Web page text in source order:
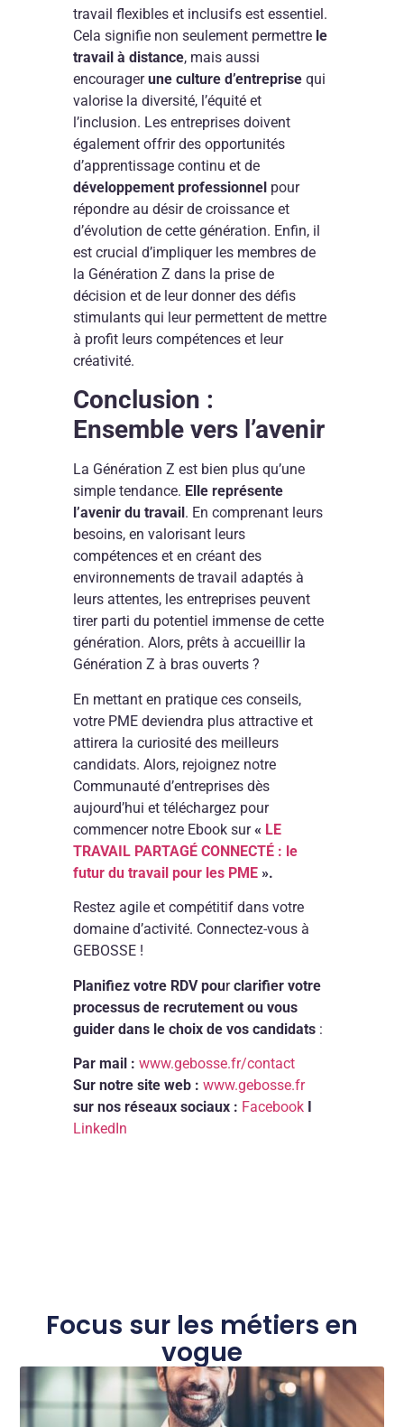
travail flexibles et inclusifs est essentiel.
Cela signifie non seulement permettre le
travail à distance, mais aussi
encouragerune culture d’entreprise qui
valorise la diversité, l’équité et
l’inclusion. Les entreprises doivent
également offrir des opportunités
d’apprentissage continu et de
développement professionnel pour
répondre au désir de croissance et
d’évolution de cette génération. Enfin, il
est crucial d’impliquer les membres de
la Génération Z dans la prise de
décision et de leur donner des défis
stimulants qui leur permettent de mettre
à profit leurs compétences et leur
créativité.
Conclusion :
Ensemble vers l’avenir
La Génération Z est bien plus qu’une
simple tendance. Elle représente
l’avenir du travail . En comprenant leurs
besoins, en valorisant leurs
compétences et en créant des
environnements de travail adaptés à
leurs attentes, les entreprises peuvent
tirer parti du potentiel immense de cette
génération. Alors, prêts à accueillir la
Génération Z à bras ouverts ?
En mettant en pratique ces conseils,
votre PME deviendra plus attractive et
attirera la curiosité des meilleurs
candidats. Alors, rejoignez notre
Communauté d’entreprises dès
aujourd’hui et téléchargez pour
commencer notre Ebook sur« LE
TRAVAIL PARTAGÉ CONNECTÉ : le
futur du travail pour les PME ».
Restez agile et compétitif dans votre
domaine d’activité. Connectez-vous à
GEBOSSE !
Planifiez votre RDV pourclarifier votre
processus de recrutement ou vous
guider dans le choix de vos candidats :
Par mail :www.gebosse.fr/contact
Sur notre site web :www.gebosse.fr
sur nos réseaux sociaux : Facebook I
LinkedIn
Focus sur les métiers en
vogue